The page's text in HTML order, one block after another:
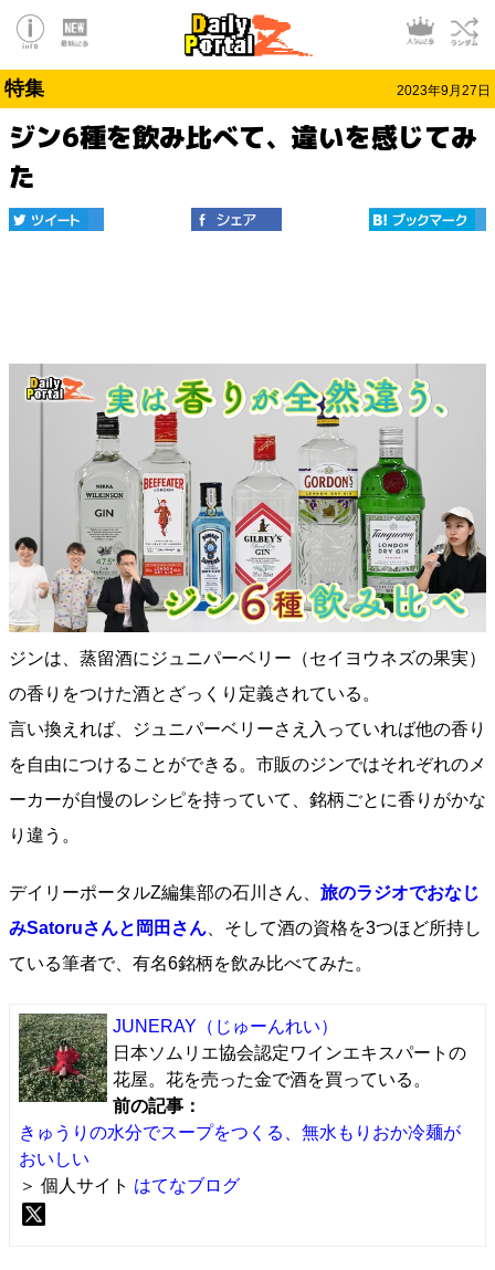
特集 2023年9月27日
ジン6種を飲み比べて、違いを感じてみ
た
ジンは、蒸留酒にジュニパーベリー（セイヨウネズの果実）
の香りをつけた酒とざっくり定義されている。
言い換えれば、ジュニパーベリーさえ入っていれば他の香り
を自由につけることができる。市販のジンではそれぞれのメ
ーカーが自慢のレシピを持っていて、銘柄ごとに香りがかな
り違う。
デイリーポータルZ編集部の石川さん、 旅のラジオでおなじ
みSatoruさんと岡田さん 、そして酒の資格を3つほど所持し
ている筆者で、有名6銘柄を飲み比べてみた。
JUNERAY （じゅーんれい）
日本ソムリエ協会認定ワインエキスパートの
花屋。花を売った金で酒を買っている。
前の記事：
きゅうりの水分でスープをつくる、無水もりおか冷麺が
おいしい
＞ 個人サイト はてなブログ